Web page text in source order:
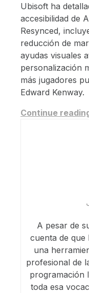
Ubisoft ha
accesibilidad de
Resynced,
reducción de
ayudas visuales
personalización
más jugadores
Edward Kenway.
Continue
A pesar de
cuenta de
una
profesional de
programación
toda esa